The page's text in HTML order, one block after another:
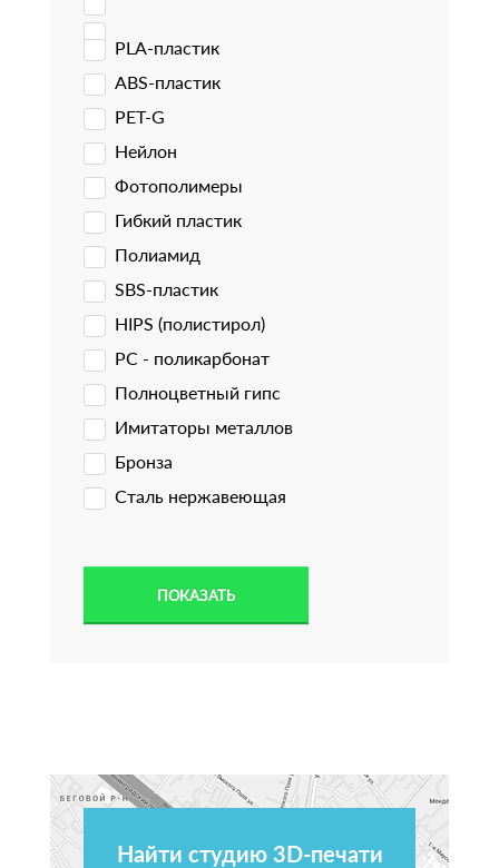
PLA-пластик
ABS-пластик
PET-G
Нейлон
Фотополимеры
Гибкий пластик
Полиамид
SBS-пластик
HIPS (полистирол)
PC - поликарбонат
Полноцветный гипс
Имитаторы металлов
Бронза
Сталь нержавеющая
Найти студию 3D-печати